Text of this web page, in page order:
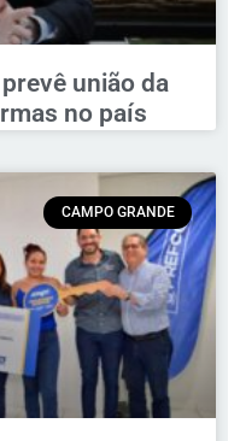
união da
no país
CAMPO GRANDE